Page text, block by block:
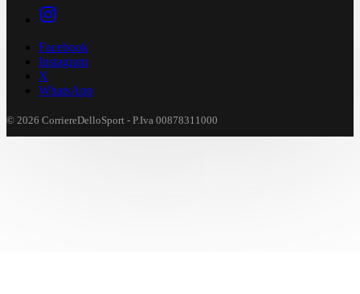
Facebook
Instagram
X
WhatsApp
© 2026 CorriereDelloSport - P.Iva 00878311000